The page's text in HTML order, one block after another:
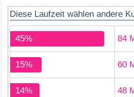
Diese Laufzeit wählen andere
45% 84
15% 60
14% 48